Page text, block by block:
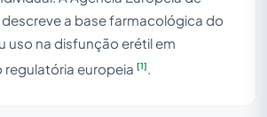
a base farmacológica do
uso na disfunção erétil em
europeia [1]